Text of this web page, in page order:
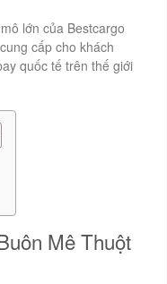
lớn của Bestcargo
cấp cho khách
quốc tế trên thế giới
Mê Thuột